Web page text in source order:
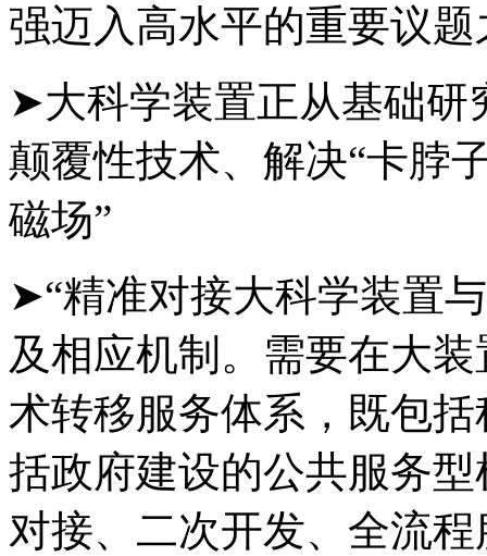
强迈入高水平的重要议题
➤大科学装置正从基础研
颠覆性技术、解决“卡脖
磁场”
➤“精准对接大科学装置
及相应机制。需要在大
术转移服务体系，既包
括政府建设的公共服务
对接、二次开发、全流程